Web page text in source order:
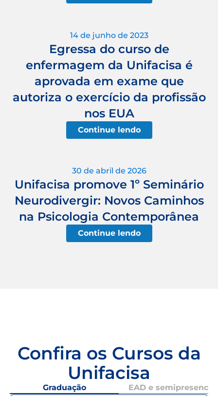
14 de junho de 2023
Egressa do curso de
enfermagem da Unifacisa é
aprovada em exame que
autoriza o exercício da profissão
nos EUA
Continue lendo
30 de abril de 2026
Unifacisa promove 1º Seminário
Neurodivergir: Novos Caminhos
na Psicologia Contemporânea
Continue lendo
Confira os Cursos da
Unifacisa
Graduação EAD e semipresencial